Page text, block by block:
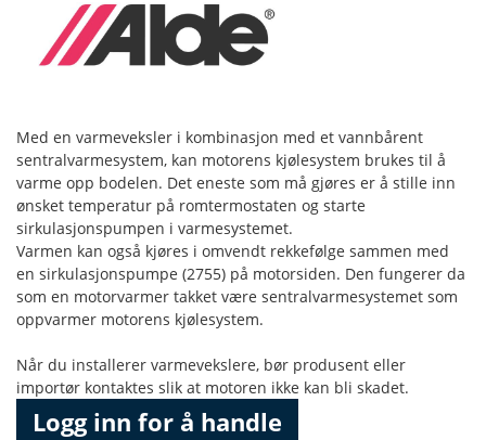
Med en varmeveksler i kombinasjon med et vannbårent
sentralvarmesystem, kan motorens kjølesystem brukes til å
varme opp bodelen. Det eneste som må gjøres er å stille inn
ønsket temperatur på romtermostaten og starte
sirkulasjonspumpen i varmesystemet.
Varmen kan også kjøres i omvendt rekkefølge sammen med
en sirkulasjonspumpe (2755) på motorsiden. Den fungerer da
som en motorvarmer takket være sentralvarmesystemet som
oppvarmer motorens kjølesystem.
Når du installerer varmevekslere, bør produsent eller
importør kontaktes slik at motoren ikke kan bli skadet.
Logg inn for å handle